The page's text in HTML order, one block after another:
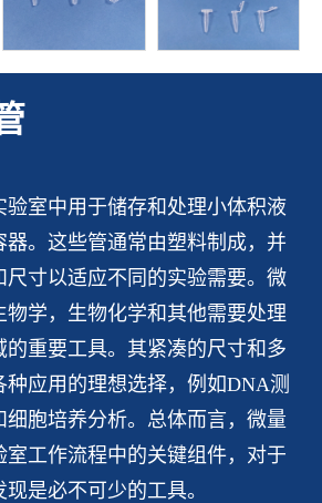
验室中用于储存和处理小体积液
器。这些管通常由塑料制成，并
尺寸以适应不同的实验需要。微
物学，生物化学和其他需要处理
的重要工具。其紧凑的尺寸和多
应用的理想选择，例如DNA测
细胞培养分析。总体而言，微量
室工作流程中的关键组件，对于
是必不可少的工具。